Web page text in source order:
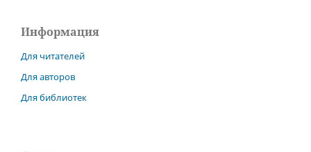
Информация
Для читателей
Для авторов
Для библиотек